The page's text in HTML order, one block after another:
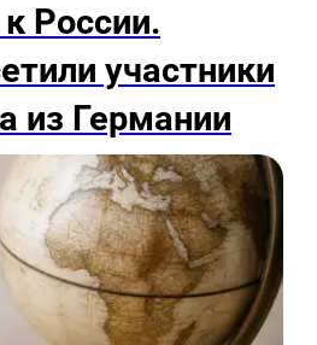
России.
участники
из Германии